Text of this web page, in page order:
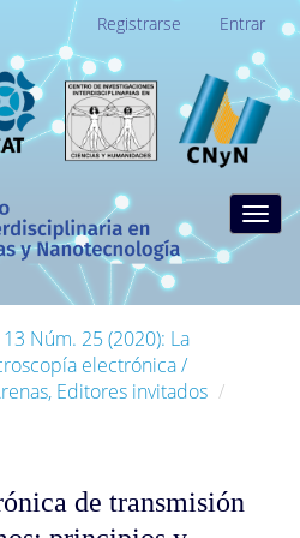
Registrarse Entrar
13 Núm. 25 (2020): La
electrónica /
Editores invitados
de transmisión